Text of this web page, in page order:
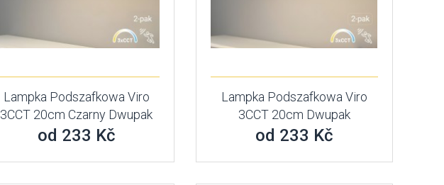
Lampka Podszafkowa Viro
3CCT 20cm Czarny Dwupak
od 233 Kč
Lampka Podszafkowa Viro
3CCT 20cm Dwupak
od 233 Kč